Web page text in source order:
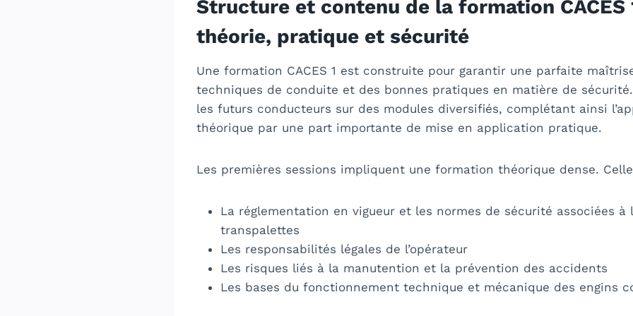
Structure et contenu de la formation CACES
théorie, pratique et sécurité
Une formation CACES 1 est construite pour garantir une parfaite
techniques de conduite et des bonnes pratiques en matière de
les futurs conducteurs sur des modules diversifiés, complétant ainsi
théorique par une part importante de mise en application pratique.
Les premières sessions impliquent une formation théorique dense.
La réglementation en vigueur et les normes de sécurité associées à
transpalettes
Les responsabilités légales de l’opérateur
Les risques liés à la manutention et la prévention des accidents
Les bases du fonctionnement technique et mécanique des engins